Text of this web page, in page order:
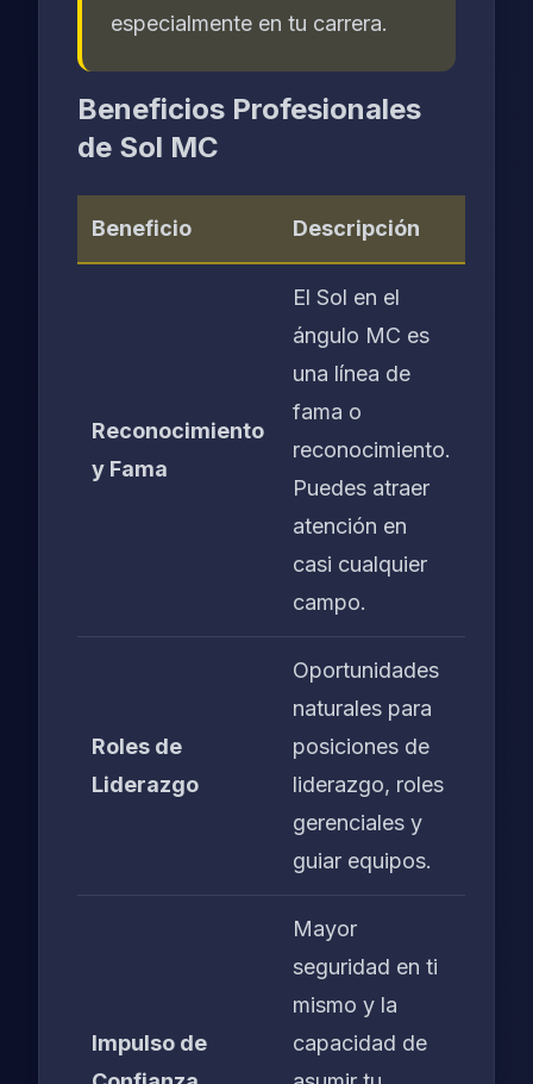
especialmente en tu carrera.
Beneficios Profesionales
de Sol MC
Beneficio Descripción
Reconocimiento
y Fama
El Sol en el
ángulo MC es
una línea de
fama o
reconocimiento.
Puedes atraer
atención en
casi cualquier
campo.
Roles de
Liderazgo
Oportunidades
naturales para
posiciones de
liderazgo, roles
gerenciales y
guiar equipos.
Impulso de
Mayor
seguridad en ti
mismo y la
capacidad de